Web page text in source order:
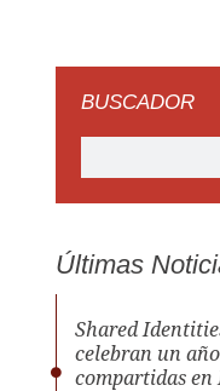
BUSCADOR
Últimas
Shared
celebran un
compartidas en